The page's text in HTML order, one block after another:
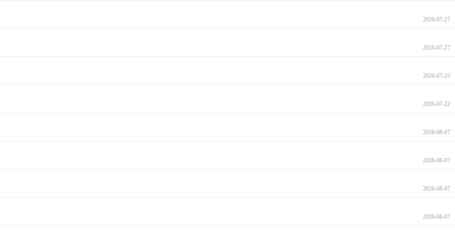
2026-07-27
2026-07-27
2026-07-23
2026-07-22
2026-08-07
2026-08-07
2026-08-07
2026-08-07